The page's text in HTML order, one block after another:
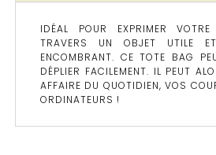
IDÉAL POUR EXPRIMER
TRAVERS UN OBJET UTILE
ENCOMBRANT. CE TOTE BAG
DÉPLIER FACILEMENT. IL PEUT
AFFAIRE DU QUOTIDIEN, VOS
ORDINATEURS !